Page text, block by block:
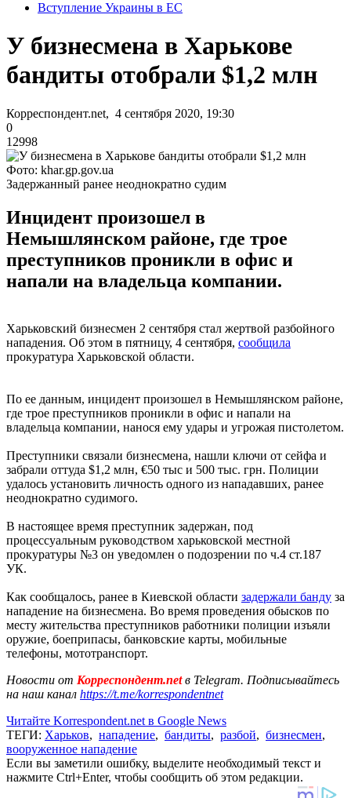
Вступление Украины в ЕС
У бизнесмена в Харькове
бандиты отобрали $1,2 млн
Корреспондент.net, 4 сентября 2020, 19:30
0
12998
Фото: khar.gp.gov.ua
Задержанный ранее неоднократно судим
Инцидент произошел в
Немышлянском районе, где трое
преступников проникли в офис и
напали на владельца компании.
Харьковский бизнесмен 2 сентября стал жертвой разбойного
нападения. Об этом в пятницу, 4 сентября, сообщила
прокуратура Харьковской области.
По ее данным, инцидент произошел в Немышлянском районе,
где трое преступников проникли в офис и напали на
владельца компании, нанося ему удары и угрожая пистолетом.
Преступники связали бизнесмена, нашли ключи от сейфа и
забрали оттуда $1,2 млн, €50 тыс и 500 тыс. грн. Полиции
удалось установить личность одного из нападавших, ранее
неоднократно судимого.
В настоящее время преступник задержан, под
процессуальным руководством харьковской местной
прокуратуры №3 он уведомлен о подозрении по ч.4 ст.187
УК.
Как сообщалось, ранее в Киевской области задержали банду за
нападение на бизнесмена. Во время проведения обысков по
месту жительства преступников работники полиции изъяли
оружие, боеприпасы, банковские карты, мобильные
телефоны, мототранспорт.
Новости от Корреспондент.netв Telegram. Подписывайтесь
на наш канал https://t.me/korrespondentnet
Читайте Korrespondent.net в Google News
ТЕГИ: Харьков, нападение, бандиты, разбой, бизнесмен,
вооруженное нападение
Если вы заметили ошибку, выделите необходимый текст и
нажмите Ctrl+Enter, чтобы сообщить об этом редакции.